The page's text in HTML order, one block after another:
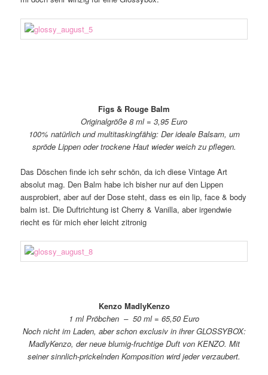
Figs & Rouge Balm
Originalgröße 8 ml = 3,95 Euro
100% natürlich und multitaskingfähig: Der ideale Balsam, um
spröde Lippen oder trockene Haut wieder weich zu pflegen.
Das Döschen finde ich sehr schön, da ich diese Vintage Art
absolut mag. Den Balm habe ich bisher nur auf den Lippen
ausprobiert, aber auf der Dose steht, dass es ein lip, face & body
balm ist. Die Duftrichtung ist Cherry & Vanilla, aber irgendwie
riecht es für mich eher leicht zitronig
Kenzo MadlyKenzo
1 ml Pröbchen – 50 ml = 65,50 Euro
Noch nicht im Laden, aber schon exclusiv in ihrer GLOSSYBOX:
MadlyKenzo, der neue blumig-fruchtige Duft von KENZO. Mit
seiner sinnlich-prickelnden Komposition wird jeder verzaubert.